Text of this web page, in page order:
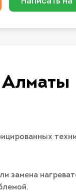
Алматы
замена